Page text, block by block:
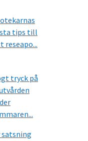
tips till
reseapo...
tryck på
satsning